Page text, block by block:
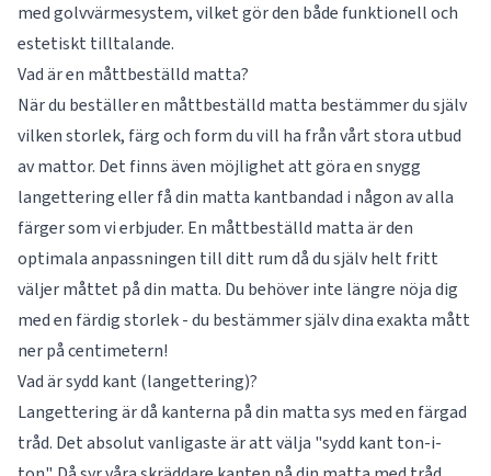
med golvvärmesystem, vilket gör den både funktionell och
estetiskt tilltalande.
Vad är en måttbeställd matta?
När du beställer en måttbeställd matta bestämmer du själv
vilken storlek, färg och form du vill ha från vårt stora utbud
av mattor. Det finns även möjlighet att göra en snygg
langettering eller få din matta kantbandad i någon av alla
färger som vi erbjuder. En måttbeställd matta är den
optimala anpassningen till ditt rum då du själv helt fritt
väljer måttet på din matta. Du behöver inte längre nöja dig
med en färdig storlek - du bestämmer själv dina exakta mått
ner på centimetern!
Vad är sydd kant (langettering)?
Langettering är då kanterna på din matta sys med en färgad
tråd. Det absolut vanligaste är att välja "sydd kant ton-i-